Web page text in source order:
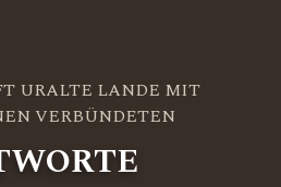
URALTE LANDE MIT
VERBÜNDETEN